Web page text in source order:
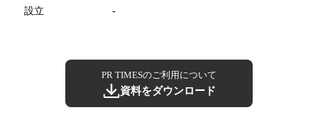
設立
-
PR TIMESのご利用について
資料をダウンロード